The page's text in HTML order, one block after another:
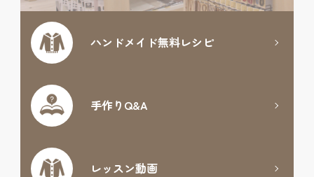
ハンドメイド無料レシピ
手作りQ&A
レッスン動画